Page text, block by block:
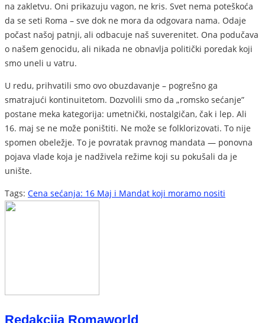
na zakletvu. Oni prikazuju vagon, ne kris. Svet nema poteškoća
da se seti Roma – sve dok ne mora da odgovara nama. Odaje
počast našoj patnji, ali odbacuje naš suverenitet. Ona podučava
o našem genocidu, ali nikada ne obnavlja politički poredak koji
smo uneli u vatru.
U redu, prihvatili smo ovo obuzdavanje – pogrešno ga
smatrajući kontinuitetom. Dozvolili smo da „romsko sećanje”
postane meka kategorija: umetnički, nostalgičan, čak i lep. Ali
16. maj se ne može poništiti. Ne može se folklorizovati. To nije
spomen obeležje. To je povratak pravnog mandata — ponovna
pojava vlade koja je nadživela režime koji su pokušali da je
unište.
Tags: Cena sećanja: 16 Maj i Mandat koji moramo nositi
Redakcija Romaworld